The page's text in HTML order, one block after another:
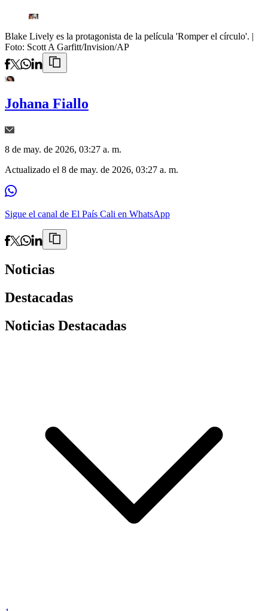
Blake Lively es la protagonista de la película 'Romper el círculo'. |
Foto: Scott A Garfitt/Invision/AP
Johana Fiallo
8 de may. de 2026, 03:27 a. m.
Actualizado el 8 de may. de 2026, 03:27 a. m.
Sigue el canal de El País Cali en WhatsApp
Noticias
Destacadas
Noticias Destacadas